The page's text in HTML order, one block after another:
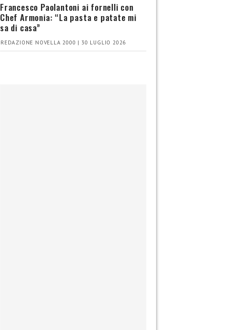
Francesco Paolantoni ai fornelli con
Chef Armonia: “La pasta e patate mi
sa di casa”
REDAZIONE NOVELLA 2000 | 30 LUGLIO 2026